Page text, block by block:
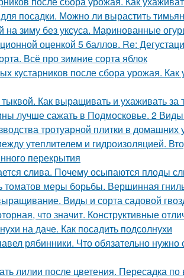
посадки. Можно ли вырастить
на зиму без уксуса. Маринованные
оценкой 5 баллов. Re:
Всё про зимние сорта яблок
кустарников после сбора урожая.
Как выращивать и ухаживать за
лучше сажать в Подмосковье. 2
тротуарной плитки в
утеплителем и гидроизоляцией.
перекрытия
слива. Почему осыпаются плоды
томатов меры борьбы. Вершинная
Виды и сорта садовой
что значит. Конструктивные
на даче. Как посадить подсолнухи
рябинники. Что обязательно
лилии после цветения. Пересадка